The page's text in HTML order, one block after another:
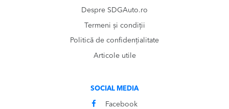
Despre SDGAuto.ro
Termeni și condiții
Politică de confidențialitate
Articole utile
SOCIAL MEDIA
Facebook